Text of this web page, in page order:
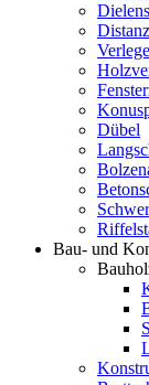
Dübel
Bau- und